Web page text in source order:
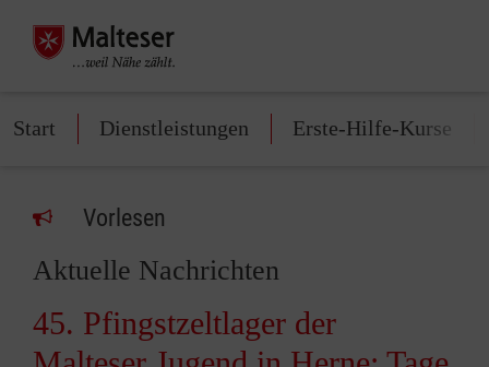
Start Dienstleistungen Erste-Hilfe-Kurse
Vorlesen
Aktuelle Nachrichten
45. Pfingstzeltlager der